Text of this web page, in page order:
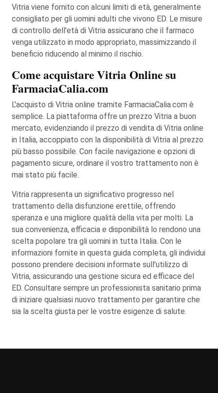
Vitria viene fornito con alcuni limiti di età, generalmente
consigliato per gli uomini adulti che vivono ED. Le misure
di controllo dell'età di Vitria assicurano che il farmaco
venga utilizzato in modo appropriato, massimizzando il
beneficio riducendo al minimo il rischio.
Come acquistare Vitria Online su
FarmaciaCalia.com
L'acquisto di Vitria online tramite FarmaciaCalia.com è
semplice. La piattaforma offre un prezzo Vitria a buon
mercato, evidenziando il prezzo di vendita di Vitria online
in Italia, accoppiato con la disponibilità di Vitria al prezzo
più basso possibile. Con facile navigazione e opzioni di
pagamento sicure, ordinare il vostro trattamento non è
mai stato più facile.
Vitria rappresenta un significativo progresso nel
trattamento della disfunzione erettile, offrendo
speranza e una migliore qualità della vita per molti. La
sua convenienza, efficacia e disponibilità lo rendono una
scelta popolare tra gli uomini in tutta Italia. Con le
informazioni fornite in questa guida completa, gli individui
possono prendere decisioni informate sull'utilizzo di
Vitria, assicurando una gestione sicura ed efficace del
ED. Consultare sempre un professionista sanitario prima
di iniziare qualsiasi nuovo trattamento per garantire che
sia la scelta giusta per le vostre esigenze di salute.